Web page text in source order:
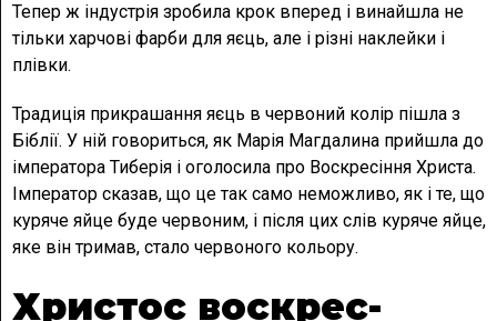
Тепер ж індустрія зробила крок вперед і винайшла не
тільки харчові фарби для яєць, але і різні наклейки і
плівки.
Традиція прикрашання яєць в червоний колір пішла з
Біблії. У ній говориться, як Марія Магдалина прийшла до
імператора Тиберія і оголосила про Воскресіння Христа.
Імператор сказав, що це так само неможливо, як і те, що
куряче яйце буде червоним, і після цих слів куряче яйце,
яке він тримав, стало червоного кольору.
Христос воскрес-